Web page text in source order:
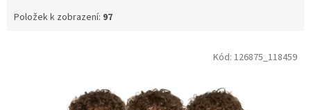
Položek k zobrazení: 97
Kód: 126875_118459